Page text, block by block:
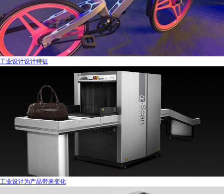
工业设计设计特征
工业设计为产品带来变化